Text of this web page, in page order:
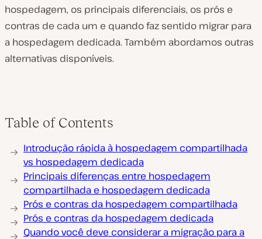
hospedagem, os principais diferenciais, os prós e
contras de cada um e quando faz sentido migrar para
a hospedagem dedicada. Também abordamos outras
alternativas disponíveis.
Table of Contents
Introdução rápida à hospedagem compartilhada
vs hospedagem dedicada
Principais diferenças entre hospedagem
compartilhada e hospedagem dedicada
Prós e contras da hospedagem compartilhada
Prós e contras da hospedagem dedicada
Quando você deve considerar a migração para a